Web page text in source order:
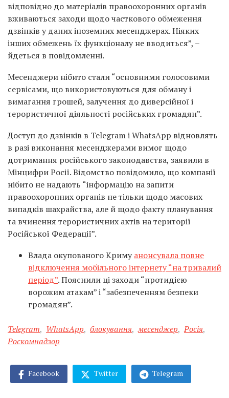
відповідно до матеріалів правоохоронних органів
вживаються заходи щодо часткового обмеження
дзвінків у даних іноземних месенджерах. Ніяких
інших обмежень їх функціоналу не вводиться”, –
йдеться в повідомленні.
Месенджери нібито стали “основними голосовими
сервісами, що використовуються для обману і
вимагання грошей, залучення до диверсійної і
терористичної діяльності російських громадян”.
Доступ до дзвінків в Telegram і WhatsApp відновлять
в разі виконання месенджерами вимог щодо
дотримання російського законодавства, заявили в
Мінцифри Росії. Відомство повідомило, що компанії
нібито не надають “інформацію на запити
правоохоронних органів не тільки щодо масових
випадків шахрайства, але й щодо факту планування
та вчинення терористичних актів на території
Російської Федерації”.
Влада окупованого Кримуанонсувала повне
відключення мобільного інтернету “на тривалий
період”. Пояснили ці заходи “протидією
ворожим атакам” і “забезпеченням безпеки
громадян”.
Telegram, WhatsАpp, блокування, месенджер, Росія,
Роскомнадзор
Facebook Twitter Telegram